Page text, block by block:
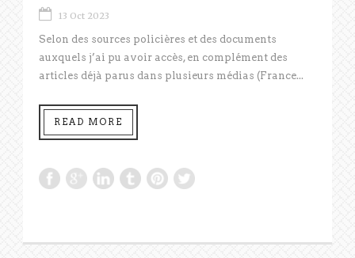
13 Oct 2023
Selon des sources policières et des documents
auxquels j’ai pu avoir accès, en complément des
articles déjà parus dans plusieurs médias (France...
READ MORE